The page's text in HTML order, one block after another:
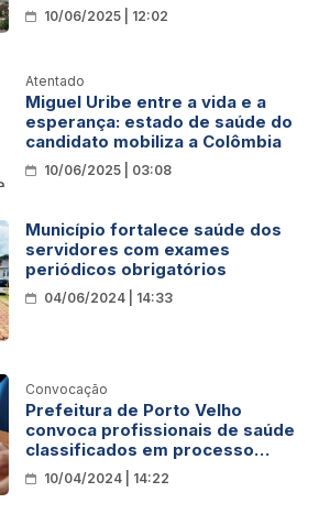
10/06/2025 | 12:02
Atentado
Miguel Uribe entre a vida e a
esperança: estado de saúde do
candidato mobiliza a Colômbia
10/06/2025 | 03:08
Município fortalece saúde dos
servidores com exames
periódicos obrigatórios
04/06/2024 | 14:33
Convocação
Prefeitura de Porto Velho
convoca profissionais de saúde
classificados em processo
seletivo no município
10/04/2024 | 14:22